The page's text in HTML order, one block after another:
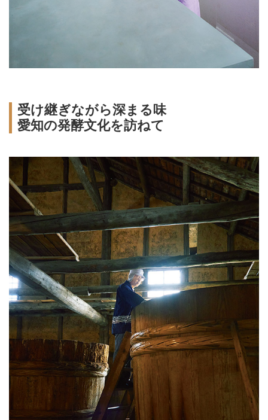
受け継ぎながら深まる味
愛知の発酵文化を訪ねて